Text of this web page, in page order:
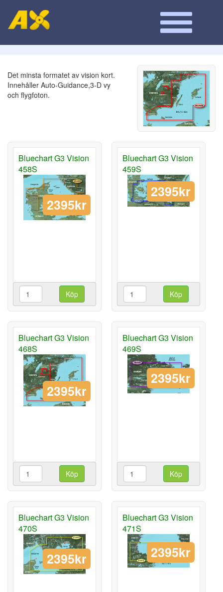
Det minsta formatet av vision kort.
Innehåller Auto-Guidance,3-D vy
och flygfoton.
Bluechart G3 Vision
458S
2395kr
Köp
Bluechart G3 Vision
459S
2395kr
Köp
Bluechart G3 Vision
468S
2395kr
Köp
Bluechart G3 Vision
469S
2395kr
Köp
Bluechart G3 Vision
470S
2395kr
Bluechart G3 Vision
471S
2395kr